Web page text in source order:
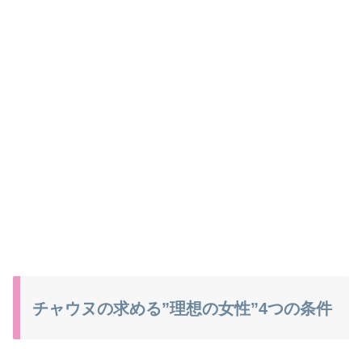
チャウヌの求める”理想の女性”4つの条件